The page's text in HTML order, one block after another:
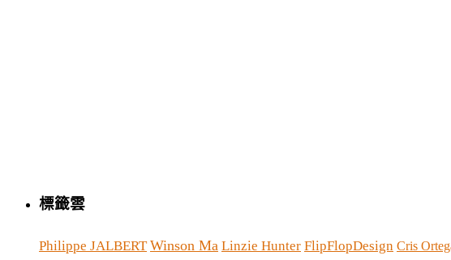
標籤雲
Philippe JALBERT Winson Ma Linzie Hunter FlipFlopDesign Cris